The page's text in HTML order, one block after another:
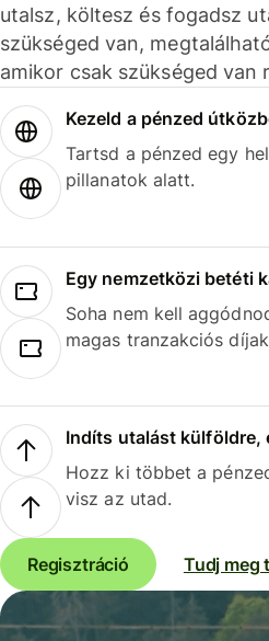
utalsz, költesz és fogadsz
szükséged van,
amikor csak szükséged van
Kezeld a pénzed
Tartsd a pénzed egy
pillanatok alatt.
Egy nemzetközi betéti
Soha nem kell
magas tranzakciós
Indíts utalást külföldre,
Hozz ki többet a
visz az utad.
Regisztráció Tudj meg